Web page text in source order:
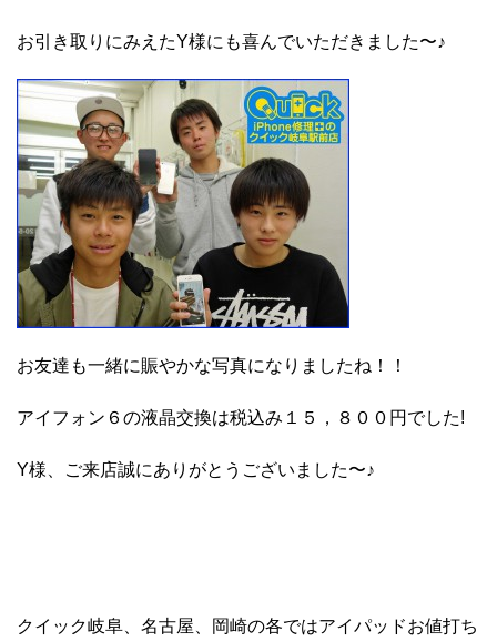
お引き取りにみえたY様にも喜んでいただきました〜♪
お友達も一緒に賑やかな写真になりましたね！！
アイフォン６の液晶交換は税込み１５，８００円でした!
Y様、ご来店誠にありがとうございました〜♪
クイック岐阜、名古屋、岡崎の各ではアイパッドお値打ち